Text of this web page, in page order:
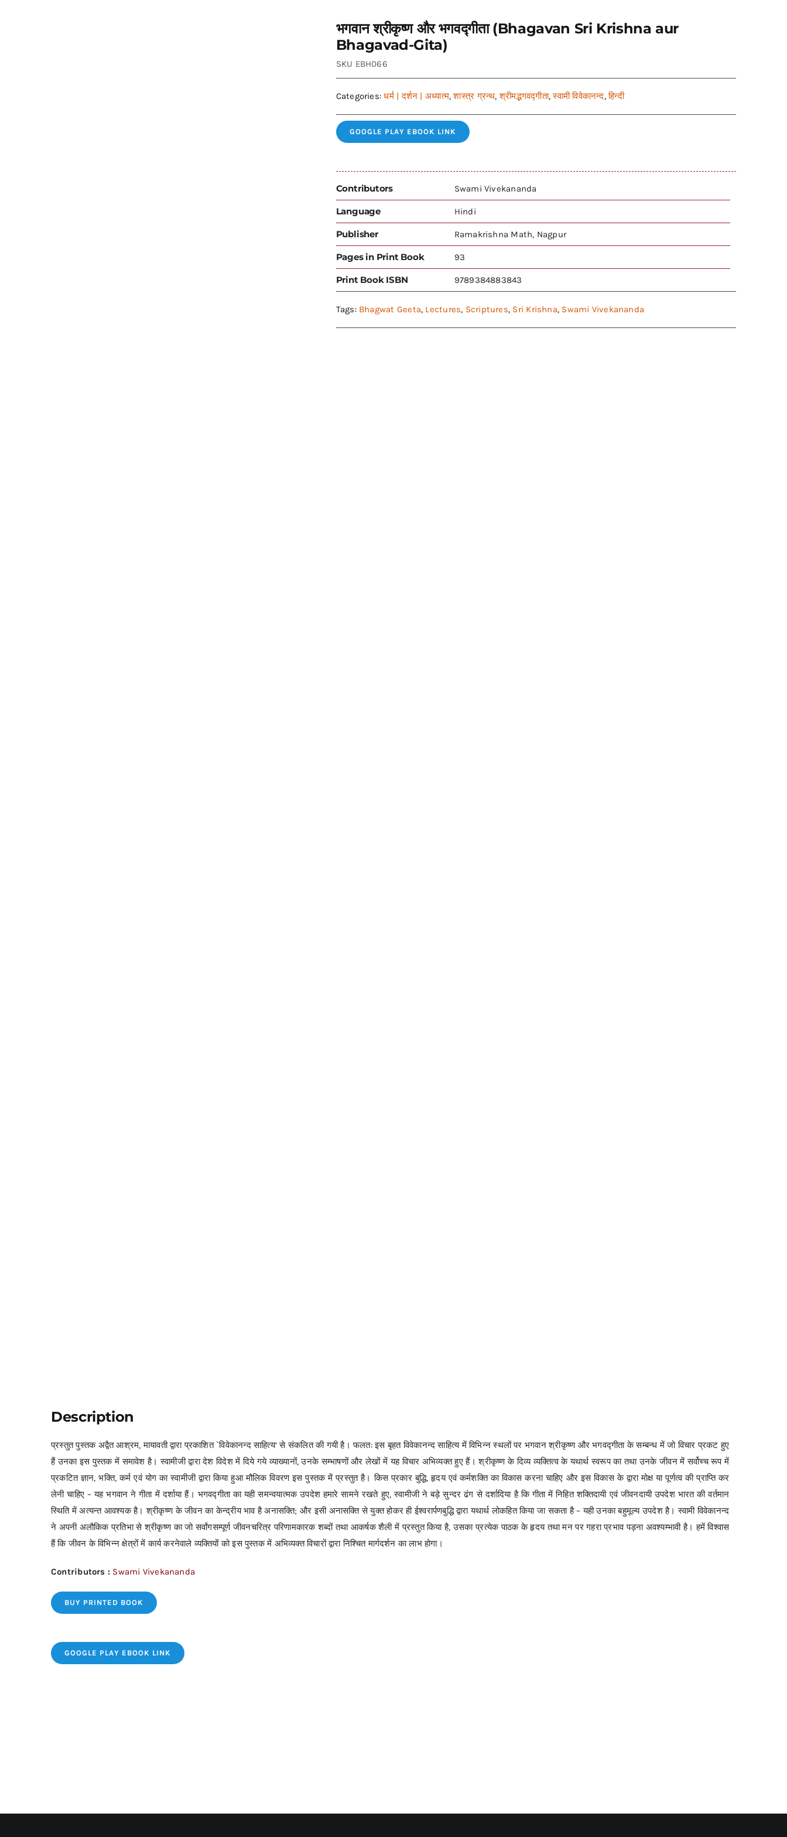
भगवान श्रीकृष्ण और भगवद्गीता (Bhagavan Sri Krishna aur
Bhagavad-Gita)
SKU EBH066
Categories:धर्म | दर्शन | अध्यात्म,शास्त्र ग्रन्थ,श्रीमद्भगवद्गीता,स्वामी विवेकानन्द,हिन्दी
GOOGLE PLAY EBOOK LINK
Contributors Swami Vivekananda
Language Hindi
Publisher Ramakrishna Math, Nagpur
Pages in Print Book 93
Print Book ISBN 9789384883843
Tags: Bhagwat Geeta, Lectures, Scriptures, Sri Krishna, Swami Vivekananda
Description
प्रस्तुत पुस्तक अद्वैत आश्रम, मायावती द्वारा प्रकाशित `विवेकानन्द साहित्य’ से संकलित की गयी है। फलत: इस बृहत विवेकानन्द साहित्य में विभिन्न स्थलों पर भगवान श्रीकृष्ण और भगवद्गीता के सम्बन्ध में जो विचार प्रकट हुए
हैं उनका इस पुस्तक में समावेश है। स्वामीजी द्वारा देश विदेश में दिये गये व्याख्यानों, उनके सम्भाषणों और लेखों में यह विचार अभिव्यक्त हुए हैं। श्रीकृष्ण के दिव्य व्यक्तित्व के यथार्थ स्वरूप का तथा उनके जीवन में सर्वोच्च रूप में
प्रकटित ज्ञान, भक्ति, कर्म एवं योग का स्वामीजी द्वारा किया हुआ मौलिक विवरण इस पुस्तक में प्रस्तुत है। किस प्रकार बुद्धि, हृदय एवं कर्मशक्ति का विकास करना चाहिए और इस विकास के द्वारा मोक्ष या पूर्णत्व की प्राप्ति कर
लेनी चाहिए – यह भगवान ने गीता में दर्शाया हैं। भगवद्गीता का यही समन्वयात्मक उपदेश हमारे सामने रखते हुए, स्वामीजी ने बड़े सुन्दर ढंग से दर्शादिया है कि गीता में निहित शक्तिदायी एवं जीवनदायी उपदेश भारत की वर्तमान
स्थिति में अत्यन्त आवश्यक है। श्रीकृष्ण के जीवन का केन्द्रीय भाव है अनासक्ति; और इसी अनासक्ति से युक्त होकर ही ईश्वरार्पणबुद्धि द्वारा यथार्थ लोकहित किया जा सकता है – यही उनका बहुमूल्य उपदेश है। स्वामी विवेकानन्द
ने अपनी अलौकिक प्रतिभा से श्रीकृष्ण का जो सर्वांगसम्पूर्ण जीवनचरित्र परिणामकारक शब्दों तथा आकर्षक शैली में प्रस्तुत किया है, उसका प्रत्येक पाठक के हृदय तथा मन पर गहरा प्रभाव पड़ना अवश्यम्भावी है। हमें विश्वास
हैं कि जीवन के विभिन्न क्षेत्रों में कार्य करनेवाले व्यक्तियों को इस पुस्तक में अभिव्यक्त विचारों द्वारा निश्चित मार्गदर्शन का लाभ होगा।
Contributors : Swami Vivekananda
BUY PRINTED BOOK
GOOGLE PLAY EBOOK LINK